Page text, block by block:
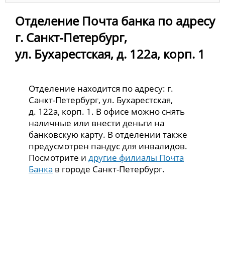
Отделение Почта банка по адресу
г. Санкт-Петербург,
ул. Бухарестская, д. 122а, корп. 1
Отделение находится по адресу: г.
Санкт-Петербург, ул. Бухарестская,
д. 122а, корп. 1. В офисе можно снять
наличные или внести деньги на
банковскую карту. В отделении также
предусмотрен пандус для инвалидов.
Посмотрите идругие филиалы Почта
Банка в городе Санкт-Петербург.